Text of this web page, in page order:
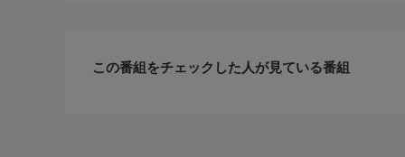
この番組をチェックした人が見ている番組